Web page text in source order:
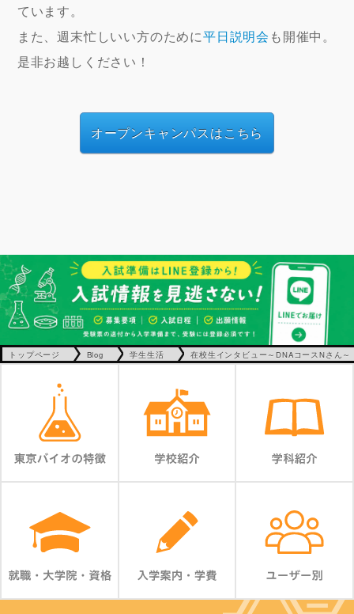
ています。
また、週末忙しいい方のために平日説明会 も開催中。
是非お越しください！
オープンキャンパスはこちら
トップページ Blog 学生生活 在校生インタビュー～DNAコースNさん～